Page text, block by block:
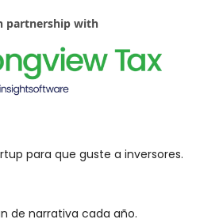
partnership with
para que guste a inversores.
de narrativa cada año.